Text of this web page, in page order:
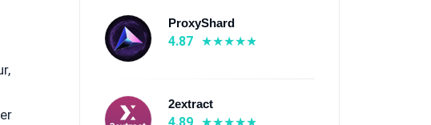
ProxyShard
4.87
2extract